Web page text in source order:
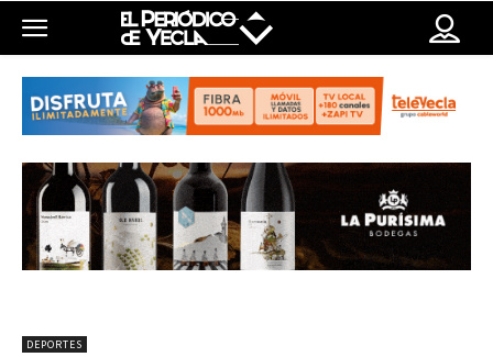
DEPORTES